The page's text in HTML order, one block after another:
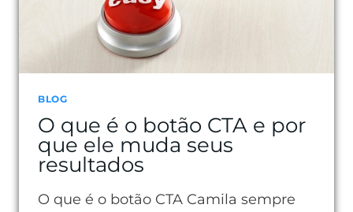
BLOG
O que é o botão CTA e por
que ele muda seus
resultados
O que é o botão CTA Camila sempre